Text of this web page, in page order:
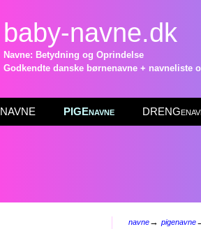
baby-navne.dk
Navne: Betydning og Oprindelse
Godkendte danske børnenavne +
NAVNE PIGEnavne
navne→ pigenavne